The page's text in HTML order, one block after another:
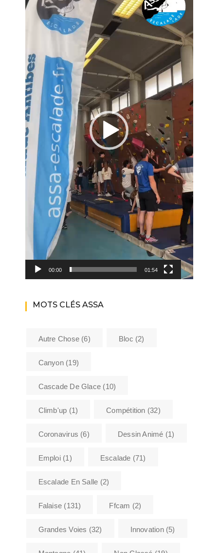
00:00 01:54
MOTS CLÉS ASSA
Autre Chose(6) Bloc (2)
Canyon(19)
Cascade De Glace (10)
Climb'up (1) Compétition (32)
Coronavirus (6) Dessin Animé (1)
Emploi(1) Escalade (71)
Escalade En Salle (2)
Falaise (131) Ffcam (2)
Grandes Voies (32) Innovation(5)